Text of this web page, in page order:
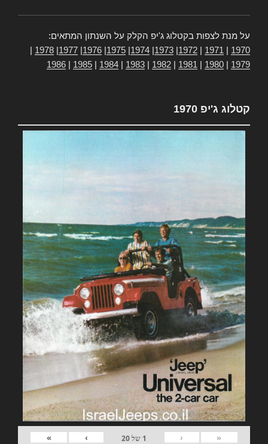
על מנת לצפות בקטלוג ג'יפ הקלק על השנתון המתאים:
1970
1971
1972
1973
1974
1975
1976
1977
1978
1979
1980
1981
1982
1983
1984
1985
1986
קטלוג ג'יפ 1970
«
‹
1 של20
›
»